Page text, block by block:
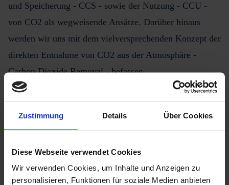
Zustimmung Details Über Cookies
Diese Webseite verwendet Cookies
Wir verwenden Cookies, um Inhalte und Anzeigen zu
personalisieren, Funktionen für soziale Medien anbieten
und Speicherung - CCS - sowie der Nutzung - CCU -
von CO2 als wegweisende Ansätze. Darüber hinaus
werden wir uns mit dem vielversprechenden Konzept der
direkten Entnahme von CO2 aus der Atmosphäre -
Carbon Dioxide Removal - befassen.
Im Verlauf der Veranstaltung werden Ihnen anhand
praxisnaher Fallbeispiele verschiedene Projekt- und
Einsatzmöglichkeiten vorgestellt. Dabei steht
und CDR im globalen, europäischen und deutschen